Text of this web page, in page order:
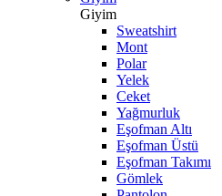
Giyim
Sweatshirt
Mont
Polar
Yelek
Ceket
Yağmurluk
Eşofman Altı
Eşofman Üstü
Eşofman Takımı
Gömlek